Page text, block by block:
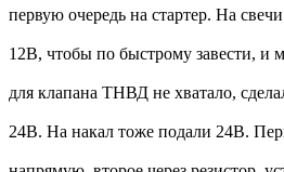
первую очередь на стартер. На
12В, чтобы по быстрому завести, и
для клапана ТНВД не хватало,
24В. На накал тоже подали 24В.